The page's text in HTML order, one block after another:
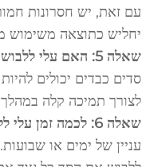
עם זאת, יש חסרונות
יחליש כתוצאה משימוש
שאלה 5: האם עלי ללבוש סד לקרסול בלילה?
סדים כבדים יכולים
לצורך תמיכה קלה
שאלה 6: לכמה זמן עלי ללבוש את סד הקרסול?